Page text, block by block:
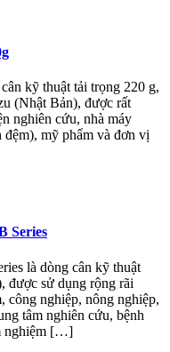
kỹ thuật tải trọng 220 g,
(Nhật Bản), được rất
nghiên cứu, nhà máy
mỹ phẩm và đơn vị
Series
là dòng cân kỹ thuật
được sử dụng rộng rãi
công nghiệp, nông nghiệp,
tâm nghiên cứu, bệnh
nghiệm […]